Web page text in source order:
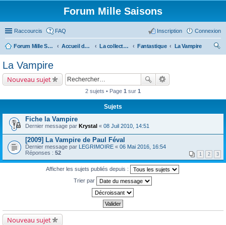
Forum Mille Saisons
Raccourcis FAQ Connexion
Inscription
Forum Mille Saisons Accueil du forum La collection Mille Saisons Fantastique
La Vampire
La Vampire
Nouveau sujet
2 sujets • Page 1 sur 1
Sujets
Fiche la Vampire
Dernier message par Krystal « 08 Juil 2010, 14:51
[2009] La Vampire de Paul Féval
Dernier message par LEGRIMOIRE « 06 Mai 2016, 16:54
Réponses : 52 1 2 3
Afficher les sujets publiés depuis :
Trier par
Nouveau sujet